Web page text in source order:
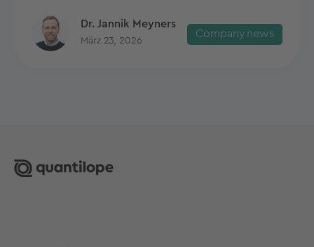
Dr. Jannik Meyners
März 23, 2026
Company news